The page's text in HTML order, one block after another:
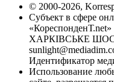
© 2000-2026,
Субъект в сфере
ХАРКІВСЬКЕ ШОСЕ,
Идентификатор
Использование